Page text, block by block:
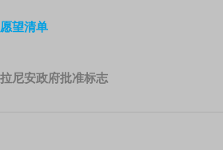
愿望清单
拉尼安政府批准标志